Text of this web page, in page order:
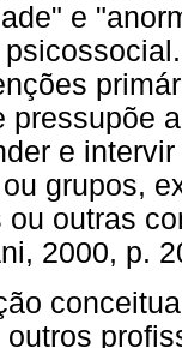
e
pressupõe
e
grupos,
ou outras
2000, p.